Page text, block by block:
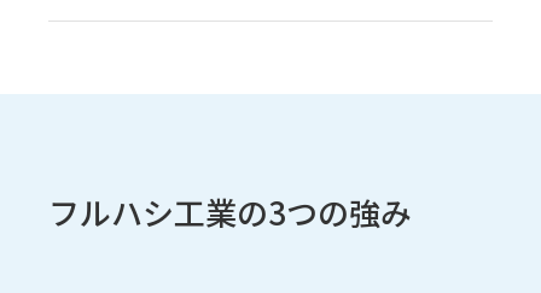
フルハシ工業の3つの強み